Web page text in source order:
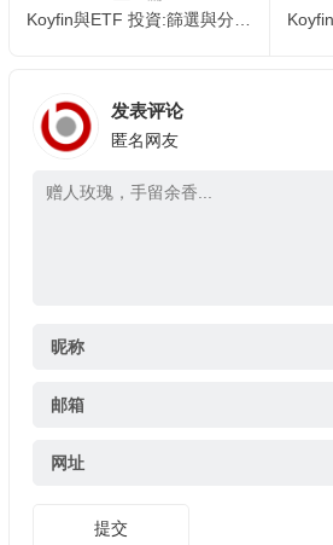
Koyfin與ETF 投資:篩選與分析交易所交易基金📊
发表评论
匿名网友
昵称
邮箱
网址
提交